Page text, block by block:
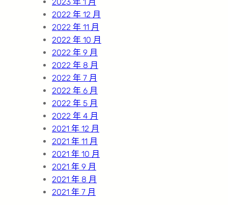
2022 年 12 月
2022 年 11 月
2022 年 10 月
2022 年 9 月
2022 年 8 月
2022 年 7 月
2022 年 6 月
2022 年 5 月
2022 年 4 月
2021 年 12 月
2021 年 11 月
2021 年 10 月
2021 年 9 月
2021 年 8 月
2021 年 7 月